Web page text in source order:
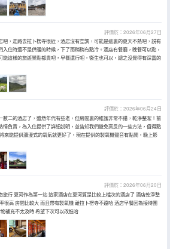
評價於：2026年06月27日
吧，走路去拉卜楞寺很近，酒店沒有空調，可能是這裏的夏天不熱吧，説有
入住時還不是供暖的時候，下了雨稍稍有點冷。酒店有餐廳，晚餐可以點，
能這樣的旅遊景點都貴吧，早餐還行吧，衞生也可以，總之沒覺得有踩雷的
評價於：2026年06月24日
數二的酒店了，雖然年代有些老，但房間裏的維護非常不錯，乾淨整潔！前
情負責，為入住提供了詳細説明，並告知我們避免高反的一些方法，值得點
來能提供瀰漫式的氧氣就更好了，現在提供的製氧機聲音有點鬧，晚上影
評價於：2026年06月20日
旅行 夏河作為第一站 這家酒店在夏河算是比較上檔次的酒店了 酒店乾淨整
很高 房間比較大 而且帶有製氧機 離拉卜楞寺不遠哈 酒店早餐因為接待團
補充不太及時 希望下次可以改進哈